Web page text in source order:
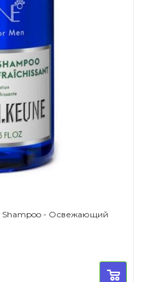
Shampoo - Освежающий